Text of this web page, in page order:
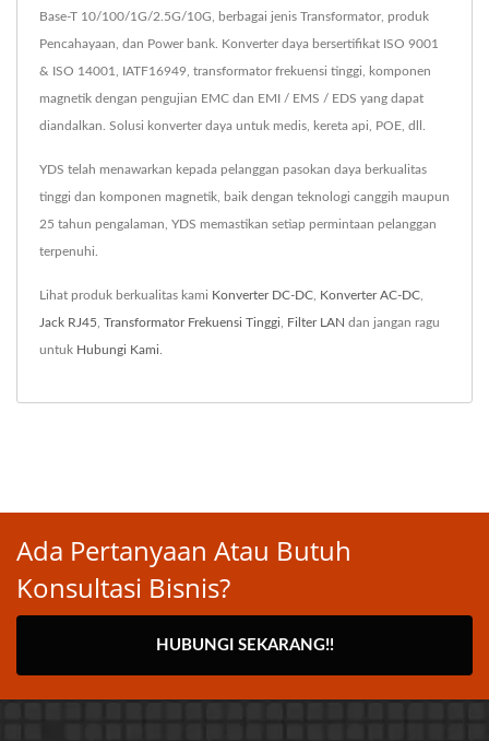
Base-T 10/100/1G/2.5G/10G, berbagai jenis Transformator, produk
Pencahayaan, dan Power bank. Konverter daya bersertifikat ISO 9001
& ISO 14001, IATF16949, transformator frekuensi tinggi, komponen
magnetik dengan pengujian EMC dan EMI / EMS / EDS yang dapat
diandalkan. Solusi konverter daya untuk medis, kereta api, POE, dll.
YDS telah menawarkan kepada pelanggan pasokan daya berkualitas
tinggi dan komponen magnetik, baik dengan teknologi canggih maupun
25 tahun pengalaman, YDS memastikan setiap permintaan pelanggan
terpenuhi.
Lihat produk berkualitas kami Konverter DC-DC Konverter AC-DC
Jack RJ45 Transformator Frekuensi Tinggi Filter LAN dan jangan ragu
untuk Hubungi Kami
Ada Pertanyaan Atau Butuh
Konsultasi Bisnis?
HUBUNGI SEKARANG!!